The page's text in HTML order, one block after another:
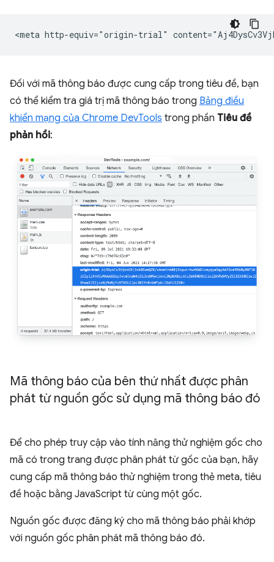
Đối với mã thông báo được cung cấp trong tiêu đề, bạn
có thể kiểm tra giá trị mã thông báo trong Bảng điều
khiển mạng của Chrome DevTools trong phần Tiêu đề
phản hồi:
Mã thông báo của bên thứ nhất được phân
phát từ nguồn gốc sử dụng mã thông báo đó
Để cho phép truy cập vào tính năng thử nghiệm gốc cho
mã có trong trang được phân phát từ gốc của bạn, hãy
cung cấp mã thông báo thử nghiệm trong thẻ meta, tiêu
đề hoặc bằng JavaScript từ cùng một gốc.
Nguồn gốc được đăng ký cho mã thông báo phải khớp
với nguồn gốc phân phát mã thông báo đó.